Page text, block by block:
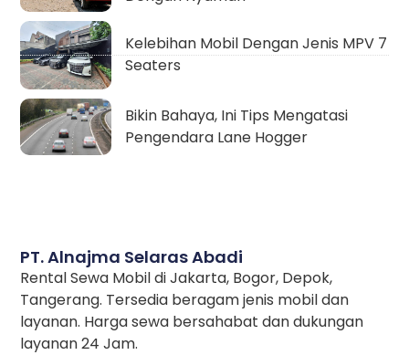
PT. Alnajma Selaras Abadi
Rental Sewa Mobil di Jakarta, Bogor, Depok,
Tangerang. Tersedia beragam jenis mobil dan
layanan. Harga sewa bersahabat dan dukungan
layanan 24 Jam.
Kelebihan Mobil Dengan Jenis MPV 7
Seaters
Bikin Bahaya, Ini Tips Mengatasi
Pengendara Lane Hogger